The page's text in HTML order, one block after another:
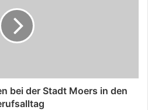
bei der Stadt Moers in den